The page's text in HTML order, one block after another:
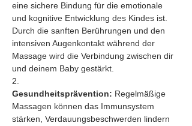
eine sichere Bindung für die emotionale
und kognitive Entwicklung des Kindes ist.
Durch die sanften Berührungen und den
intensiven Augenkontakt während der
Massage wird die Verbindung zwischen dir
und deinem Baby gestärkt.
2.
Gesundheitsprävention: Regelmäßige
Massagen können das Immunsystem
stärken, Verdauungsbeschwerden lindern